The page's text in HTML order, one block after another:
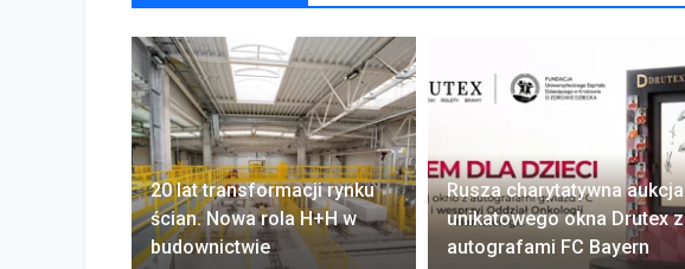
20 lat transformacji rynku
ścian. Nowa rola H+H w
budownictwie
Rusza charytatywna aukcja
unikatowego okna Drutex z
autografami FC Bayern